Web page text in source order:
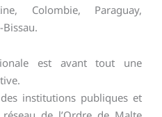
Colombie, Paraguay,
est avant tout une
institutions publiques et